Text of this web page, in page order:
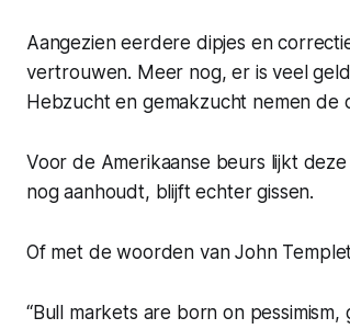
Aangezien eerdere dipjes en
vertrouwen. Meer nog, er is veel
Hebzucht en gemakzucht nemen de
Voor de Amerikaanse beurs lijkt
nog aanhoudt, blijft echter gissen.
Of met de woorden van John
“Bull markets are born on